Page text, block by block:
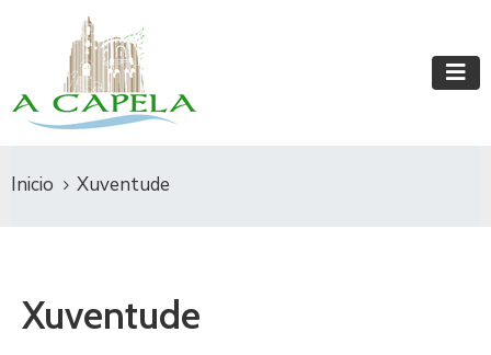
Inicio Xuventude
Xuventude